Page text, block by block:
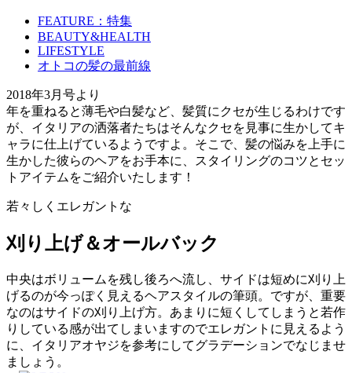
FEATURE：特集
BEAUTY&HEALTH
LIFESTYLE
オトコの髪の最前線
2018年3月号より
年を重ねると薄毛や白髪など、髪質にクセが生じるわけです
が、イタリアの洒落者たちはそんなクセを見事に生かしてキ
ャラに仕上げているようですよ。そこで、髪の悩みを上手に
生かした彼らのヘアをお手本に、スタイリングのコツとセッ
トアイテムをご紹介いたします！
若々しくエレガントな
刈り上げ＆オールバック
中央はボリュームを残し後ろへ流し、サイドは短めに刈り上
げるのが今っぽく見えるヘアスタイルの筆頭。ですが、重要
なのはサイドの刈り上げ方。あまりに短くしてしまうと若作
りしている感が出てしまいますのでエレガントに見えるよう
に、イタリアオヤジを参考にしてグラデーションでなじませ
ましょう。